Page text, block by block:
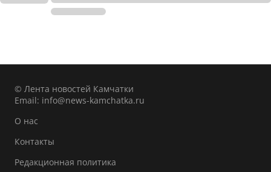
© Лента новостей Камчатки
Email: info@news-kamchatka.ru
О нас
Контакты
Редакционная политика